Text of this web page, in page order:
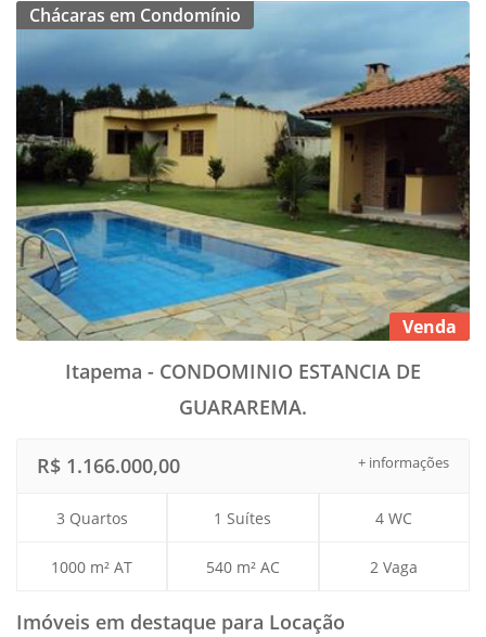
Chácaras em Condomínio
Venda
Itapema - CONDOMINIO ESTANCIA DE
GUARAREMA.
+ informações
R$ 1.166.000,00
3 Quartos 1 Suítes 4 WC
1000 m² AT 540 m² AC 2 Vaga
Imóveis em destaque para Locação